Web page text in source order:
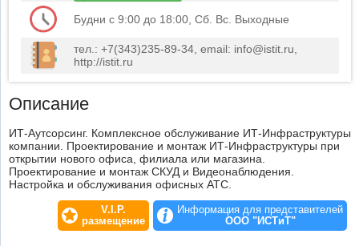
Будни с 9:00 до 18:00, Сб. Вс. Выходные
тел.: +7(343)235-89-34, email: info@istit.ru,
http://istit.ru
Описание
ИТ-Аутсорсинг. Комплексное обслуживание ИТ-Инфраструктуры
компании. Проектирование и монтаж ИТ-Инфраструктуры при
открытии нового офиса, филиала или магазина.
Проектирование и монтаж СКУД и Видеонаблюдения.
Настройка и обслуживания офисных АТС.
V.I.P.
размещение
Информация для представителей
ООО "ИСТиТ"